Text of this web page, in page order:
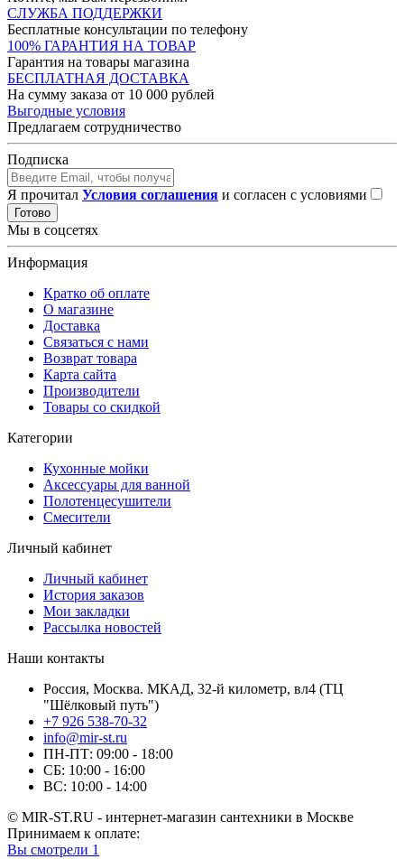
СЛУЖБА ПОДДЕРЖКИ
Бесплатные консультации по телефону
100% ГАРАНТИЯ НА ТОВАР
Гарантия на товары магазина
БЕСПЛАТНАЯ ДОСТАВКА
На сумму заказа от 10 000 рублей
Выгодные условия
Предлагаем сотрудничество
Подписка
Я прочитал Условия соглашения и согласен с условиями
Готово
Мы в соцсетях
Информация
Кратко об оплате
О магазине
Доставка
Связаться с нами
Возврат товара
Карта сайта
Производители
Товары со скидкой
Категории
Кухонные мойки
Аксессуары для ванной
Полотенцесушители
Смесители
Личный кабинет
Личный кабинет
История заказов
Мои закладки
Рассылка новостей
Наши контакты
Россия, Москва. МКАД, 32-й километр, вл4 (ТЦ
"Шёлковый путь")
+7 926 538-70-32
info@mir-st.ru
ПН-ПТ: 09:00 - 18:00
СБ: 10:00 - 16:00
ВС: 10:00 - 14:00
© MIR-ST.RU - интернет-магазин сантехники в Москве
Принимаем к оплате:
Вы смотрели 1